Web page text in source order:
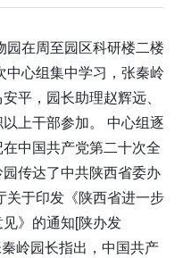
在周至园区科研楼二楼
心组集中学习，张秦岭
平，园长助理赵辉远、
上干部参加。 中心组逐
中国共产党第二十次全
传达了中共陕西省委办
关于印发《陕西省进一步
》的通知[陕办发
岭园长指出，中国共产